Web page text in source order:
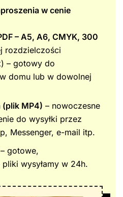
w cenie
– A5, A6, CMYK, 300
rozdzielczości
– gotowy do
domu lub w dowolnej
(plik MP4) – nowoczesne
do wysyłki przez
Messenger, e-mail itp.
– gotowe,
wysyłamy w 24h.